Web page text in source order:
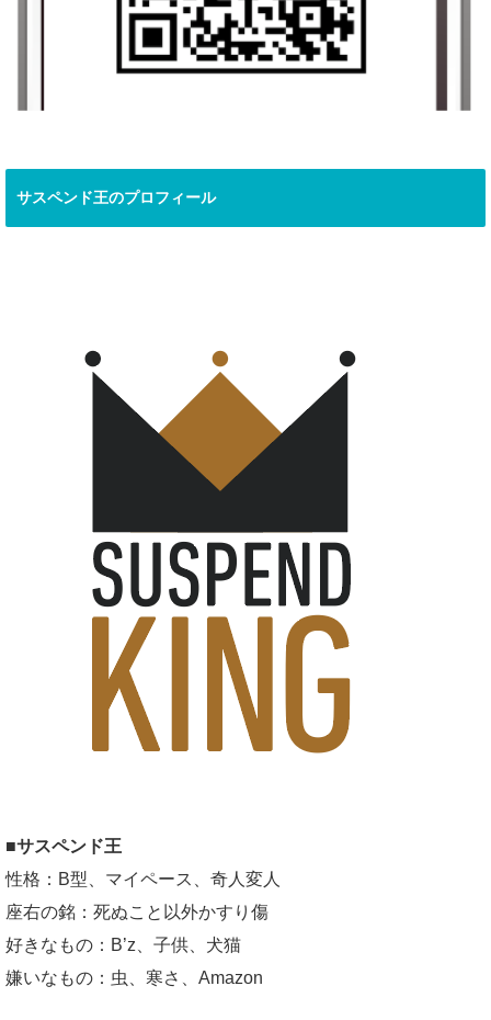
サスペンド王のプロフィール
■サスペンド王
性格：B型、マイペース、奇人変人
座右の銘：死ぬこと以外かすり傷
好きなもの：B’z、子供、犬猫
嫌いなもの：虫、寒さ、Amazon